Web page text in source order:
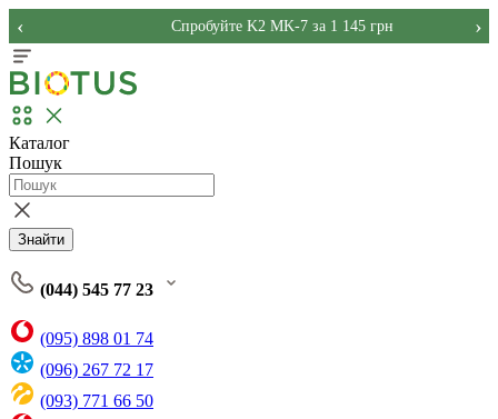
Спробуйте K2 MK-7 за 1 145 грн
‹ ›
Каталог
Пошук
Знайти
(044) 545 77 23
(095) 898 01 74
(096) 267 72 17
(093) 771 66 50